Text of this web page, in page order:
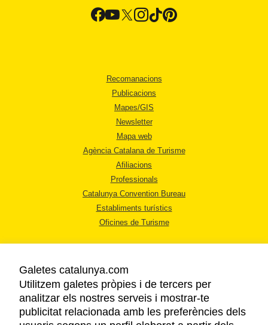
Recomanacions
Publicacions
Mapes/GIS
Newsletter
Mapa web
Agència Catalana de Turisme
Afiliacions
Professionals
Catalunya Convention Bureau
Establiments turístics
Oficines de Turisme
AVÍS LEGAL
POLÍTICA DE PRIVACITAT
Galetes catalunya.com
Utilitzem galetes pròpies i de tercers per
analitzar els nostres serveis i mostrar-te
publicitat relacionada amb les preferències dels